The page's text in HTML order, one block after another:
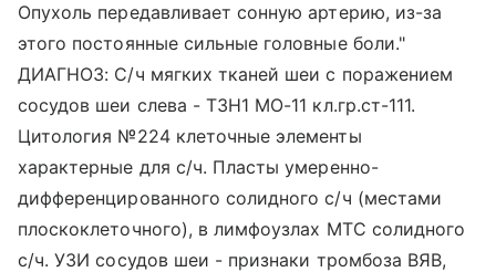
Опухоль передавливает сонную артерию, из-за
этого постоянные сильные головные боли."
ДИАГНОЗ: С/ч мягких тканей шеи с поражением
сосудов шеи слева - ТЗН1 МО-11 кл.гр.ст-111.
Цитология №224 клеточные элементы
характерные для с/ч. Пласты умеренно-
дифференцированного солидного с/ч (местами
плоскоклеточного), в лимфоузлах МТС солидного
с/ч. УЗИ сосудов шеи - признаки тромбоза ВЯВ,